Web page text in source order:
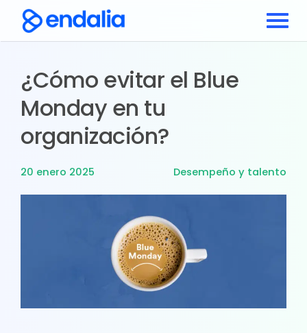
¿Cómo evitar el Blue
Monday en tu
organización?
20 enero 2025 Desempeño y talento